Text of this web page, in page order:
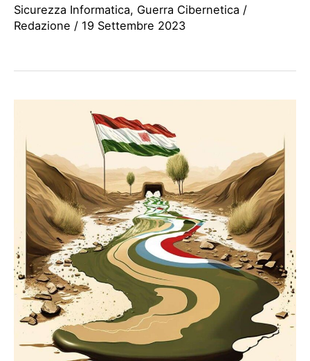
Sicurezza Informatica, Guerra Cibernetica /
Redazione / 19 Settembre 2023